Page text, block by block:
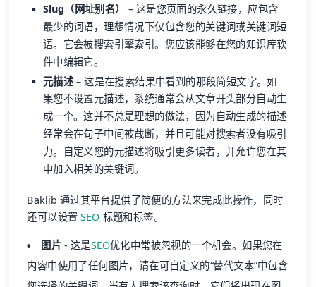
Slug（网址别名）
– 这是您页面的永久链接，应包含
最少的词语，理想情况下仅包含您的关键词或关键词短
语。它会被搜索引擎索引。您应该能够在您的知识库软
件中编辑它。
元描述 – 这是在搜索结果中看到的那段简短文字。如
果您不设置元描述，系统通常会从文章开头部分自动生
成一个。这并不总是理想的做法，因为自动生成的描述
经常会在句子中间被截断，并且可能对搜索者没有吸引
力。自定义您的元描述将吸引更多读者，并允许您在其
中加入相关的关键词。
Baklib 通过其平台提供了简便的方法来完成此操作，同时
还可以设置SEO 标题和标签。
图片 - 这是SEO优化中常被忽视的一个机会。如果您在
内容中使用了任何图片，请在可自定义的“替代文本”中包含